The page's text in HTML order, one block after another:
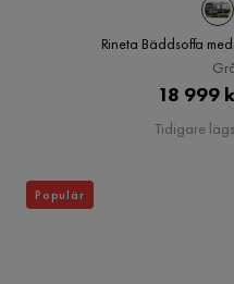
Rineta Bäddsoffa
18 999
Tidigare
Populär